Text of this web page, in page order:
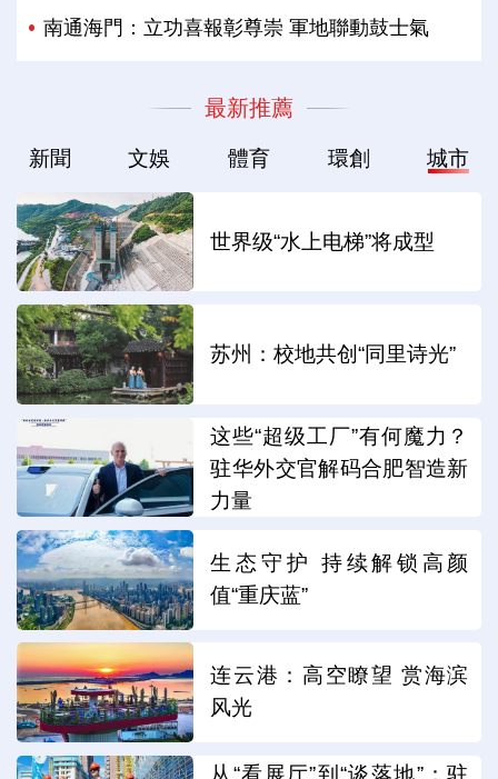
南通海門：立功喜報彰尊崇 軍地聯動鼓士氣
最新推薦
新聞 文娛 體育 環創 城市
世界级“水上电梯”将成型
苏州：校地共创“同里诗光”
这些“超级工厂”有何魔力？
驻华外交官解码合肥智造新
力量
生态守护 持续解锁高颜
值“重庆蓝”
连云港：高空瞭望 赏海滨
风光
从“看展厅”到“谈落地”：驻